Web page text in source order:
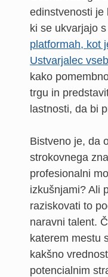
edinstvenosti je
ki se ukvarjajo
platformah, kot
Ustvarjalec
kako
trgu in
lastnosti, da bi
Bistveno je, da
strokovnega
profesionalni
izkušnjami? Ali
raziskovati to
naravni talent.
katerem mestu
kakšno
potencialnim